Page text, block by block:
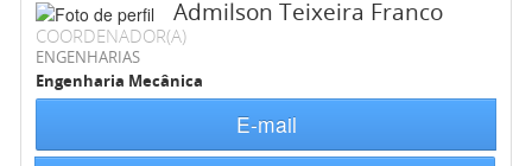
Admilson Teixeira Franco
COORDENADOR(A)
ENGENHARIAS
Engenharia Mecânica
E-mail